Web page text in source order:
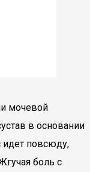
мочевой
в основании
идет повсюду,
боль с